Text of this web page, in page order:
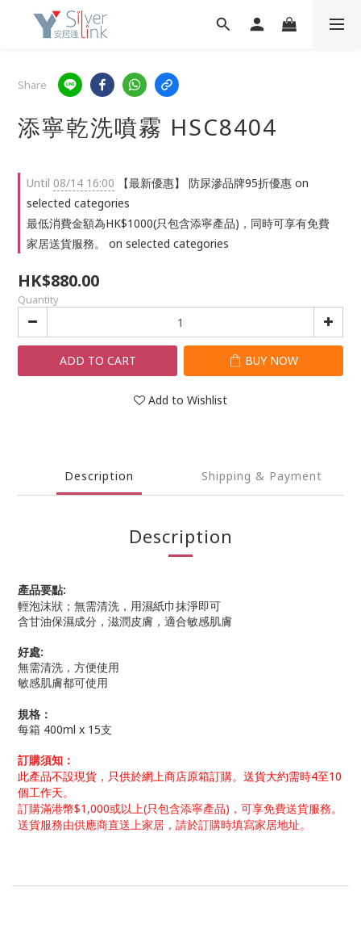
Share
添寧乾洗噴霧 HSC8404
Until 08/14 16:00 【最新優惠】 防尿滲品牌95折優惠 on
selected categories
最低消費金額為HK$1000(只包含添寧產品)，同時可享有免費
家居送貨服務。 on selected categories
HK$880.00
Quantity
ADD TO CART BUY NOW
Add to Wishlist
Description Shipping & Payment
Description
產品要點:
輕泡沫狀；無需清洗，用濕紙巾抹淨即可
含甘油保濕成分，滋潤皮膚，適合敏感肌膚
好處:
無需清洗，方便使用
敏感肌膚都可使用
規格：
每箱 400ml x 15支
訂購須知：
此產品不設現貨，只供於網上商店原箱訂購。 送貨大約需時4至10
個工作天。
訂購滿港幣$1,000或以上(只包含添寧產品)，可享免費送貨服務。
送貨服務由供應商直送上家居 ， 請於訂購時填寫家居地址。